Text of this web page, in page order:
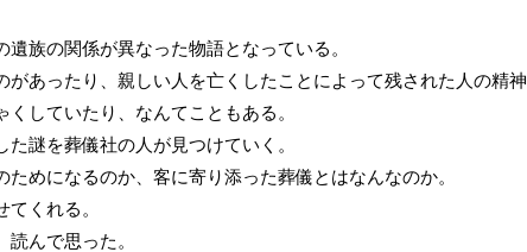
族の関係が異なった物語となっている。
があったり、親しい人を亡くしたことによって残された人の精神
していたり、なんてこともある。
謎を葬儀社の人が見つけていく。
めになるのか、客に寄り添った葬儀とはなんなのか。
くれる。
んで思った。